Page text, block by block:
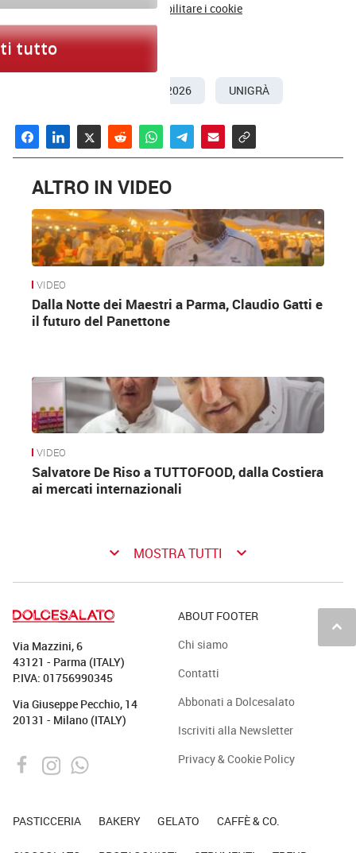
Se non vedi i video, ricorda di abilitare i cookie
© Riproduzione riservata
SIGEP 2026 UNIGRÀ
ALTRO IN VIDEO
VIDEO
Dalla Notte dei Maestri a Parma, Claudio Gatti e
il futuro del Panettone
VIDEO
Salvatore De Riso a TUTTOFOOD, dalla Costiera
ai mercati internazionali
keyboard_arrow_down MOSTRA TUTTI keyboard_arrow_down
keyboard_arrow_up
Via Mazzini, 6
43121 - Parma (ITALY)
P.IVA: 01756990345
Via Giuseppe Pecchio, 14
20131 - Milano (ITALY)
ABOUT FOOTER
Chi siamo
Contatti
Abbonati a Dolcesalato
Iscriviti alla Newsletter
Privacy & Cookie Policy
PASTICCERIA BAKERY GELATO CAFFÈ & CO.
tutto